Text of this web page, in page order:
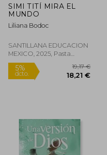
SIMI TITÍ MIRA EL
MUNDO
Liliana Bodoc
SANTILLANA EDUCACION
MEXICO, 2025, Pasta
Blanda, Nuevo